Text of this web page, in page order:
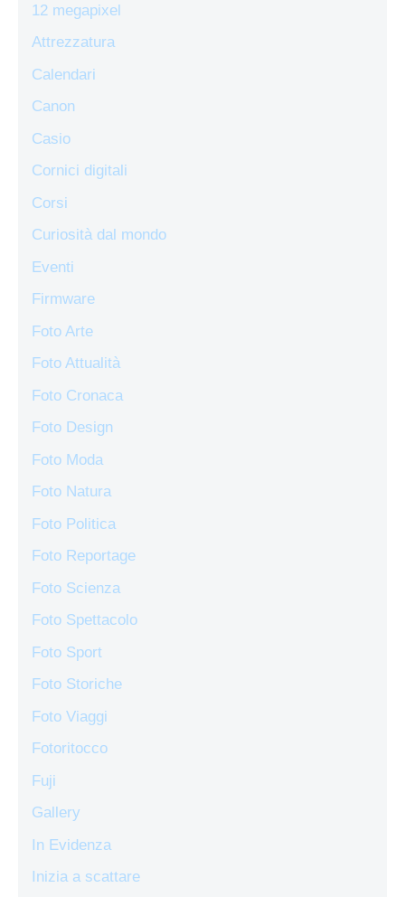
12 megapixel
Attrezzatura
Calendari
Canon
Casio
Cornici digitali
Corsi
Curiosità dal mondo
Eventi
Firmware
Foto Arte
Foto Attualità
Foto Cronaca
Foto Design
Foto Moda
Foto Natura
Foto Politica
Foto Reportage
Foto Scienza
Foto Spettacolo
Foto Sport
Foto Storiche
Foto Viaggi
Fotoritocco
Fuji
Gallery
In Evidenza
Inizia a scattare